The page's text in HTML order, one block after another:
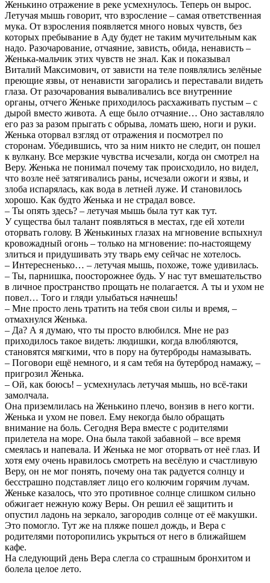
Женькино отражение в реке усмехнулось. Теперь он вырос.
Летучая мышь говорит, что взросление – самая ответственная
мука. От взросления появляется много новых чувств, без
которых пребывание в Аду будет не таким мучительным как
надо. Разочарование, отчаяние, зависть, обида, ненависть –
Женька-мальчик этих чувств не знал. Как и показывал
Виталий Максимович, от зависти на теле появлялись зелёные
преющие язвы, от ненависти загорались и переставали видеть
глаза. От разочарования вываливались все внутренние
органы, отчего Женьке приходилось расхаживать пустым – с
дырой вместо живота. А еще было отчаяние… Оно заставляло
его раз за разом прыгать с обрыва, ломать шею, ноги и руки.
Женька оторвал взгляд от отражения и посмотрел по
сторонам. Убедившись, что за ним никто не следит, он пошел
к вулкану. Все мерзкие чувства исчезали, когда он смотрел на
Веру. Женька не понимал почему так происходило, но видел,
что возле неё затягивались раны, исчезали ожоги и язвы, и
злоба испарялась, как вода в летней луже. И становилось
хорошо. Как будто Женька и не страдал вовсе.
– Ты опять здесь? – летучая мышь была тут как тут.
У существа был талант появляться в местах, где ей хотели
оторвать голову. В Женькиных глазах на мгновение вспыхнул
кровожадный огонь – только на мгновение: по-настоящему
злиться и придушивать эту тварь ему сейчас не хотелось.
– Интересненько… – летучая мышь, похоже, тоже удивилась.
– Ты, парнишка, поосторожнее будь. У нас тут вмешательство
в личное пространство прощать не полагается. А ты и ухом не
повел… Того и гляди улыбаться начнешь!
– Мне просто лень тратить на тебя свои силы и время, –
отмахнулся Женька.
– Да? А я думаю, что ты просто влюбился. Мне не раз
приходилось такое видеть: людишки, когда влюбляются,
становятся мягкими, что в пору на бутерброды намазывать.
– Поговори ещё немного, и я сам тебя на бутерброд намажу, –
пригрозил Женька.
– Ой, как боюсь! – усмехнулась летучая мышь, но всё-таки
замолчала.
Она приземлилась на Женькино плечо, вонзив в него когти.
Женька и ухом не повел. Ему некогда было обращать
внимание на боль. Сегодня Вера вместе с родителями
прилетела на море. Она была такой забавной – все время
смеялась и напевала. И Женька не мог оторвать от неё глаз. И
хотя ему очень нравилось смотреть на весёлую и счастливую
Веру, он не мог понять, почему она так радуется солнцу и
бесстрашно подставляет лицо его колючим горячим лучам.
Женьке казалось, что это противное солнце слишком сильно
обжигает нежную кожу Веры. Он решил её защитить и
опустил ладонь на зеркало, загородив солнце от её макушки.
Это помогло. Тут же на пляже пошел дождь, и Вера с
родителями поторопились укрыться от него в ближайшем
кафе.
На следующий день Вера слегла со страшным бронхитом и
болела целое лето.